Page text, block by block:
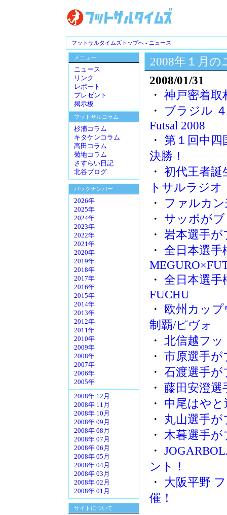
フットサルタイムズトップへ - ニュース
メニュー
ニュース
リンク
レポート
プレゼント
掲示板
フットサルコラム
杉浦コラム
キタケンコラム
高田コラム
菊地コラム
さすらい日記
北谷ブログ
バックナンバー
2026年
2025年
2024年
2023年
2022年
2021年
2020年
2019年
2018年
2017年
2016年
2015年
2014年
2013年
2012年
2011年
2010年
2009年
2008年
2007年
2006年
2005年
2008年 12月
2008年 11月
2008年 10月
2008年 09月
2008年 08月
2008年 07月
2008年 06月
2008年 05月
2008年 04月
2008年 03月
2008年 02月
2008年 01月
サイトについて
2008年１月の
2008/01/31
・ 神戸密着取
・ ブラジル
Futsal 2008
・ 第１回中
決勝！
・ 初代王者誕
トサルラジオ
・ ファルカ
・ サッポが
・ 岩本選手
・ 全日本選手
・ 全日本選手
FUCHU
・ 欧州カッ
制覇/ピヴォ
・ 北信越フ
・ 市原選手
・ 石渡選手
・ 藤田安澄
・ 中尾はや
・ 丸山選手
・ 木暮選手
・
ント！
・ 大阪平野
催！